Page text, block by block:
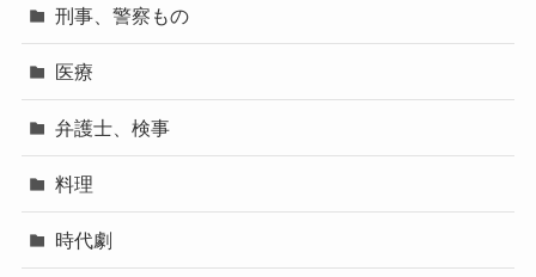
刑事、警察もの
医療
弁護士、検事
料理
時代劇